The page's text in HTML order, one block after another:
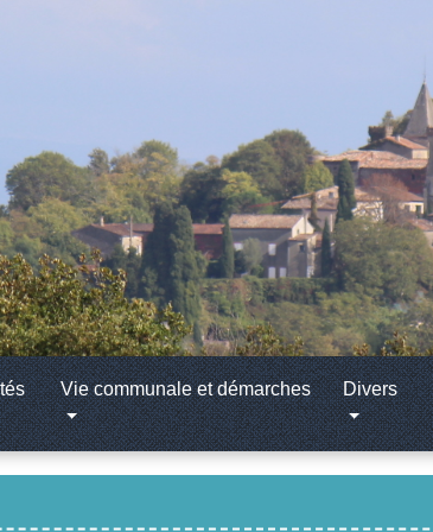
Vie communale et démarches Divers